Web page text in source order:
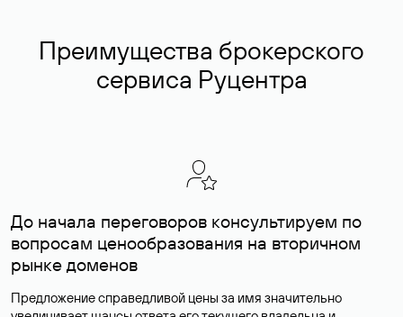
Преимущества брокерского
сервиса Руцентра
До начала переговоров консультируем по
вопросам ценообразования на вторичном
рынке доменов
Предложение справедливой цены за имя значительно